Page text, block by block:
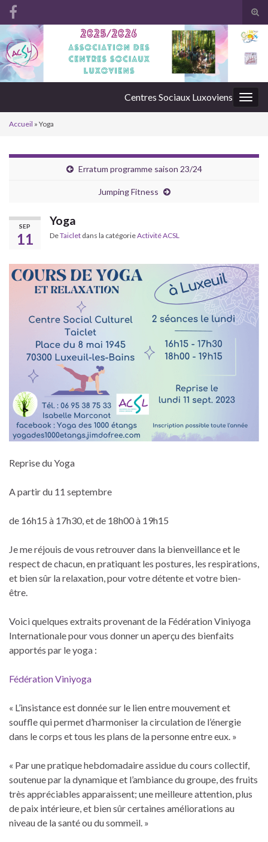
Search for:
Centres Sociaux Luxoviens
Accueil » Yoga
Erratum programme saison 23/24
Jumping Fitness
SEP
11
Yoga
DeTaiclet dans la catégorieActivité ACSL
Reprise du Yoga
A partir du 11 septembre
de 16h15 à 17h30, et de 18h00 à 19h15
Jeme réjouis de vous retrouver dans la bienveillance et le
respect de chacun, en pratiquant les postures, les respirations,
et bien sûr la relaxation, pour votre détente et votre bien-
être.
Voici quelques extraits provenant de la Fédération Viniyoga
Internationale pour vous donner un aperçu des bienfaits
apportés par le yoga :
Fédération Viniyoga
« L’insistance est donnée sur le lien entre mouvement et
souffle qui permet d’harmoniser la circulation de l’énergie
dans le corps et tous les plans de la personne entre eux. »
« Par une pratique hebdomadaire assidue du cours collectif,
soutenue par la dynamique et l’ambiance du groupe, des fruits
très appréciables apparaissent; une meilleure attention, plus
de paix intérieure, et bien sûr certaines améliorations au
niveau de la santé ou du sommeil. »